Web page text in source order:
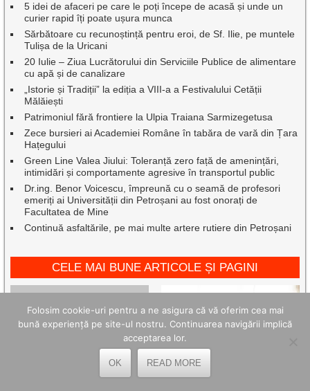
5 idei de afaceri pe care le poți începe de acasă și unde un
curier rapid îți poate ușura munca
Sărbătoare cu recunoștință pentru eroi, de Sf. Ilie, pe muntele
Tulișa de la Uricani
20 Iulie – Ziua Lucrătorului din Serviciile Publice de alimentare
cu apă și de canalizare
„Istorie și Tradiții” la ediția a VIII-a a Festivalului Cetății
Mălăiești
Patrimoniul fără frontiere la Ulpia Traiana Sarmizegetusa
Zece bursieri ai Academiei Române în tabăra de vară din Țara
Hațegului
Green Line Valea Jiului: Toleranță zero față de amenințări,
intimidări și comportamente agresive în transportul public
Dr.ing. Benor Voicescu, împreună cu o seamă de profesori
emeriți ai Universității din Petroșani au fost onorați de
Facultatea de Mine
Continuă asfaltările, pe mai multe artere rutiere din Petroșani
CELE MAI BUNE ARTICOLE ȘI PAGINI
Folosim cookie-uri pentru a ne asigura că vă oferim cea mai
bună experiență pe site-ul nostru. Continuarea navigării implică
acceptarea lor.
OK READ MORE